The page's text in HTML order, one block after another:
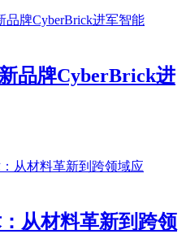
品牌CyberBrick进
从材料革新到跨领